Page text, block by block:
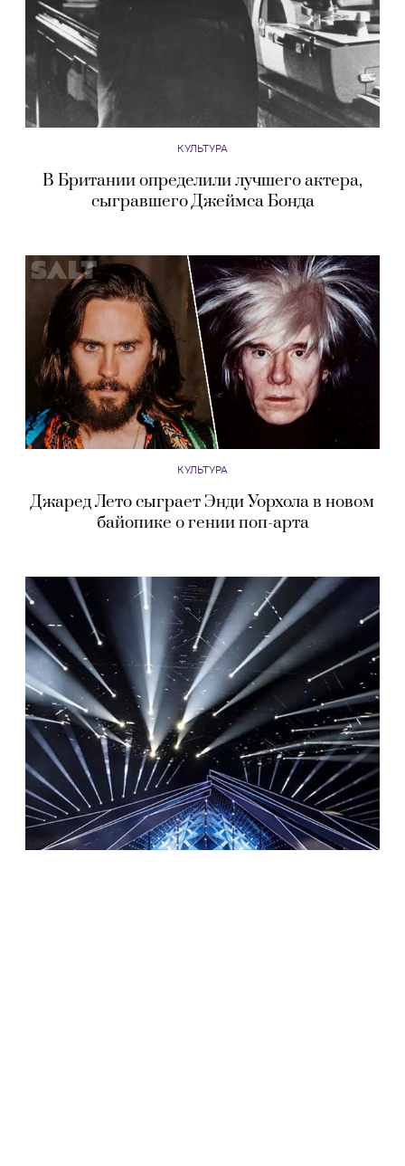
КУЛЬТУРА
В Британии определили лучшего актера,
сыгравшего Джеймса Бонда
КУЛЬТУРА
Джаред Лето сыграет Энди Уорхола в новом
байопике о гении поп-арта